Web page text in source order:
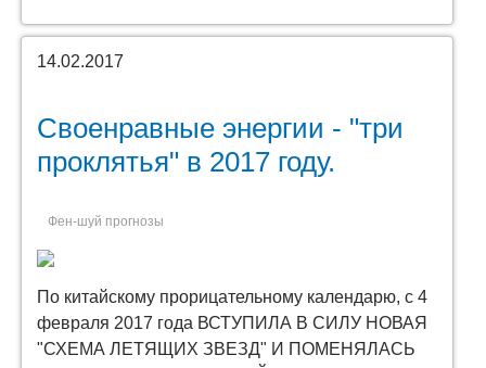
14.02.2017
Своенравные энергии - "три
проклятья" в 2017 году.
Фен-шуй прогнозы
По китайскому прорицательному календарю, с 4
февраля 2017 года ВСТУПИЛА В СИЛУ НОВАЯ
"СХЕМА ЛЕТЯЩИХ ЗВЕЗД" И ПОМЕНЯЛАСЬ